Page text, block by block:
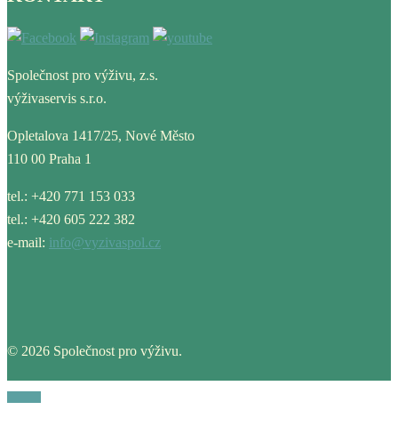
Společnost pro výživu, z.s.
výživaservis s.r.o.
Opletalova 1417/25, Nové Město
110 00 Praha 1
tel.: +420 771 153 033
tel.: +420 605 222 382
e-mail: info@vyzivaspol.cz
© 2026 Společnost pro výživu.